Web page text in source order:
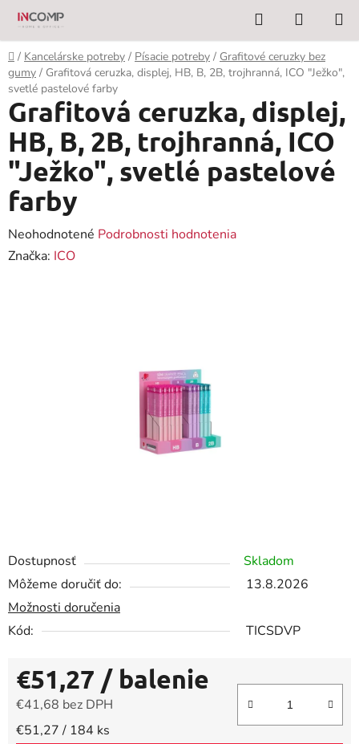
Prejsť
obsah
Hľadať
KOŠÍK
Domov
/ Kancelárske potreby / Písacie potreby / Grafitové ceruzky bez
gumy / Grafitová ceruzka, displej, HB, B, 2B, trojhranná, ICO "Ježko",
svetlé pastelové farby
Dostupnosť
Skladom
Môžeme doručiť do:
13.8.2026
Možnosti doručenia
Kód:
TICSDVP
€51,27 / balenie
€41,68 bez DPH
Jednotková cena:
€51,27 / 184 ks
Grafitová ceruzka, displej,
HB, B, 2B, trojhranná, ICO
"Ježko", svetlé pastelové
farby
Priemerné
hodnotenie
Neohodnotené Podrobnosti hodnotenia
Značka: ICO